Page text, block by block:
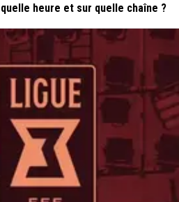
heure et sur quelle chaîne ?